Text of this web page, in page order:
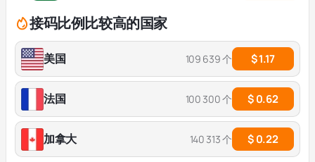
接码比例比较高的国家
美国 109 639 个 $ 1.17
法国 100 300 个 $ 0.62
加拿大 140 313 个 $ 0.22